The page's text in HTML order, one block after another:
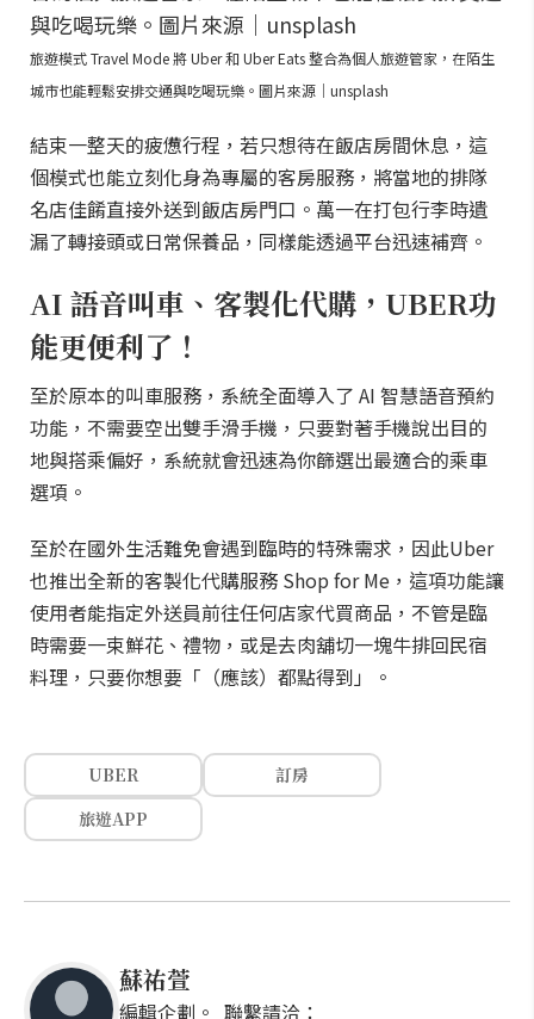
旅遊模式 Travel Mode 將 Uber 和 Uber Eats 整合為個人旅遊管家，在陌生
城市也能輕鬆安排交通與吃喝玩樂。圖片來源｜unsplash
結束一整天的疲憊行程，若只想待在飯店房間休息，這
個模式也能立刻化身為專屬的客房服務，將當地的排隊
名店佳餚直接外送到飯店房門口。萬一在打包行李時遺
漏了轉接頭或日常保養品，同樣能透過平台迅速補齊。
AI 語音叫車、客製化代購，UBER功
能更便利了！
至於原本的叫車服務，系統全面導入了 AI 智慧語音預約
功能，不需要空出雙手滑手機，只要對著手機說出目的
地與搭乘偏好，系統就會迅速為你篩選出最適合的乘車
選項。
至於在國外生活難免會遇到臨時的特殊需求，因此Uber
也推出全新的客製化代購服務 Shop for Me，這項功能讓
使用者能指定外送員前往任何店家代買商品，不管是臨
時需要一束鮮花、禮物，或是去肉舖切一塊牛排回民宿
料理，只要你想要「（應該）都點得到」。
UBER
訂房
旅遊APP
蘇祐萱
編輯企劃。 聯繫請洽：